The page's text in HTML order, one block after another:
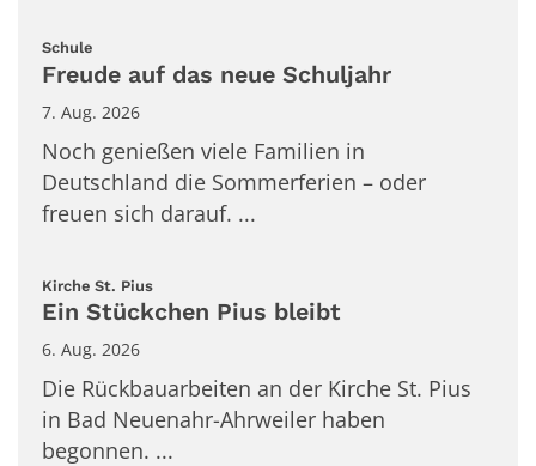
Schule:
Freude auf das neue Schuljahr
7. Aug. 2026
Noch genießen viele Familien in
Deutschland die Sommerferien – oder
freuen sich darauf. ...
Kirche St. Pius:
Ein Stückchen Pius bleibt
6. Aug. 2026
Die Rückbauarbeiten an der Kirche St. Pius
in Bad Neuenahr-Ahrweiler haben
begonnen. ...